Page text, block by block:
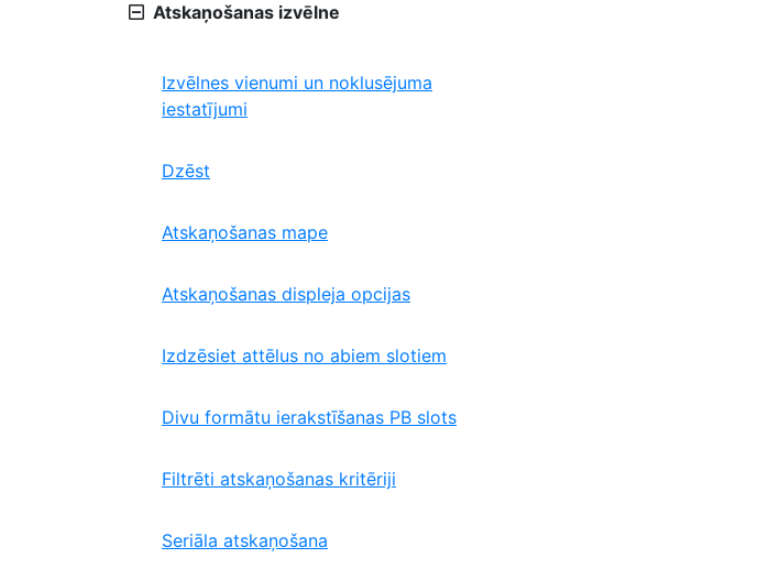
Atskaņošanas izvēlne
Izvēlnes vienumi un noklusējuma
iestatījumi
Dzēst
Atskaņošanas mape
Atskaņošanas displeja opcijas
Izdzēsiet attēlus no abiem slotiem
Divu formātu ierakstīšanas PB slots
Filtrēti atskaņošanas kritēriji
Seriāla atskaņošana